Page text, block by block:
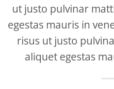
ut justo pulvinar
egestas mauris in
risus ut justo
aliquet egestas